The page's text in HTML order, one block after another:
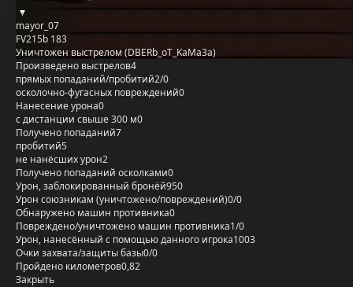
mayor_07
FV215b 183
Уничтожен выстрелом (DBERb_oT_KaMa3a)
Произведено выстрелов4
прямых попаданий/пробитий2/0
осколочно-фугасных повреждений0
Нанесение урона0
с дистанции свыше 300 м0
Получено попаданий7
пробитий5
не нанёсших урон2
Получено попаданий осколками0
Урон, заблокированный бронёй950
Урон союзникам (уничтожено/повреждений)0/0
Обнаружено машин противника0
Повреждено/уничтожено машин противника1/0
Урон, нанесённый с помощью данного игрока1003
Очки захвата/защиты базы0/0
Пройдено километров0,82
Закрыть